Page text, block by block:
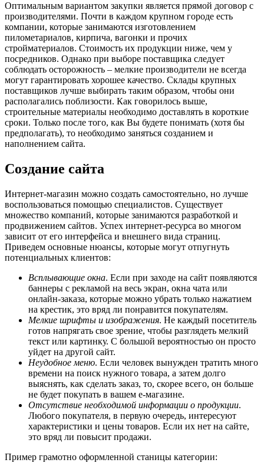
Оптимальным вариантом закупки является прямой договор с
производителями. Почти в каждом крупном городе есть
компании, которые занимаются изготовлением
пилометариалов, кирпича, вагонки и прочих
стройматериалов. Стоимость их продукции ниже, чем у
посредников. Однако при выборе поставщика следует
соблюдать осторожность – мелкие производители не всегда
могут гарантировать хорошее качество. Склады крупных
поставщиков лучше выбирать таким образом, чтобы они
располагались поблизости. Как говорилось выше,
строительные материалы необходимо доставлять в короткие
сроки. Только после того, как Вы будете понимать (хотя бы
предполагать), то необходимо заняться созданием и
наполнением сайта.
Создание сайта
Интернет-магазин можно создать самостоятельно, но лучше
воспользоваться помощью специалистов. Существует
множество компаний, которые занимаются разработкой и
продвижением сайтов. Успех интернет-ресурса во многом
зависит от его интерфейса и внешнего вида страниц.
Приведем основные нюансы, которые могут отпугнуть
потенциальных клиентов:
Всплывающие окна. Если при заходе на сайт появляются
баннеры с рекламой на весь экран, окна чата или
онлайн-заказа, которые можно убрать только нажатием
на крестик, это вряд ли понравится покупателям.
Мелкие шрифты и изображения. Не каждый посетитель
готов напрягать свое зрение, чтобы разглядеть мелкий
текст или картинку. С большой вероятностью он просто
уйдет на другой сайт.
Неудобное меню. Если человек вынужден тратить много
времени на поиск нужного товара, а затем долго
выяснять, как сделать заказ, то, скорее всего, он больше
не будет покупать в вашем е-магазине.
Отсутствие необходимой информации о продукции.
Любого покупателя, в первую очередь, интересуют
характеристики и цены товаров. Если их нет на сайте,
это вряд ли повысит продажи.
Пример грамотно оформленной станицы категории: